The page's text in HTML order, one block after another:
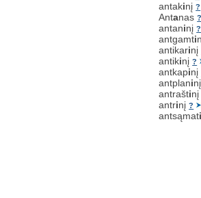
antakinį?
Antanas?
antaninį?
antgamti
antikarinį
antikinį?
antkapinį
antplani
antrašti
antrinį?
antsąmati